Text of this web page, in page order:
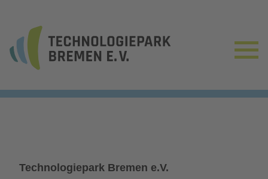
Technologiepark Bremen e.V.